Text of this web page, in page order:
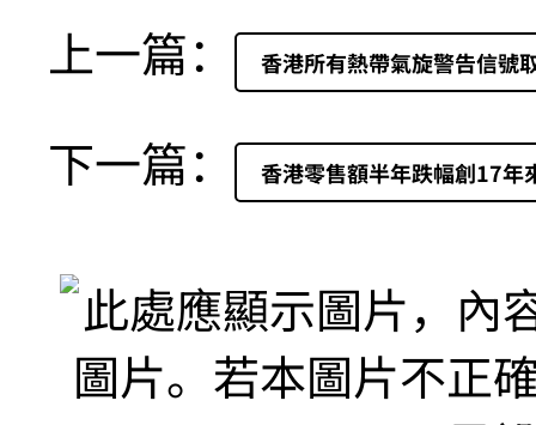
上一篇： 香港所有熱帶氣旋警告信
下一篇： 香港零售額半年跌幅創17